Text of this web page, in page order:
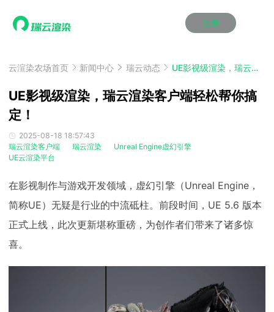
注册
效果图渲染
云制作
瑞兔百宝箱
AI视频插帧
效果图渲染
云制作
瑞兔百宝箱
AI视频插帧
效果图渲染
云制作
瑞兔百宝箱
AI视频插帧
效果图渲染
云制作
瑞兔百宝箱
AI视频插帧
效果图渲染
云制作
瑞兔百宝箱
AI视频插帧
效果图渲染
云制作
瑞兔百宝箱
AI视频插帧
解决方案
3ds Max云渲染方案
Blender 云渲染方案
3ds Max云渲染方案
Blender 云渲染方案
3ds Max云渲染方案
Blender 云渲染方案
3ds Max云渲染方案
Blender 云渲染方案
3ds Max云渲染方案
Blender 云渲染方案
3ds Max云渲染方案
Blender 云渲染方案
价格
动画价格
效果图价格
云制作价格
动画价格
效果图价格
云制作价格
动画价格
效果图价格
云制作价格
动画价格
效果图价格
云制作价格
动画价格
效果图价格
云制作价格
动画价格
效果图价格
云制作价格
资讯&赛事
新闻资讯
渲染百科
渲染大赛
新闻资讯
渲染百科
渲染大赛
新闻资讯
渲染百科
渲染大赛
新闻资讯
渲染百科
渲染大赛
新闻资讯
渲染百科
渲染大赛
新闻资讯
渲染百科
渲染大赛
特惠专区
云渲染优惠攻略
教育优惠
云渲染优惠攻略
教育优惠
云渲染优惠攻略
教育优惠
云渲染优惠攻略
教育优惠
云渲染优惠攻略
教育优惠
云渲染优惠攻略
教育优惠
云渲染农场首页 新闻中心 瑞云动态 UE影视级渲染，瑞云渲染客户端轻松帮你搞定！
UE影视级渲染，瑞云渲染客户端轻松帮你搞
定！
2025-08-18 18:57:43
瑞云渲染客户端
瑞云渲染
Unreal Engine虚幻引擎
UE云渲染平台
在影视制作与游戏开发领域，虚幻引擎（Unreal Engine，
简称UE）无疑是行业的中流砥柱。前段时间，UE 5.6 版本
正式上线，此次更新堪称重磅，为创作者们带来了诸多惊
喜。